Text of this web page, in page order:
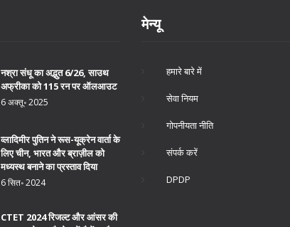
नश्रा संधू का अद्भुत 6/26, साउथ
अफ्रीका को 115 रन पर ऑलआउट
6 अक्तू॰ 2025
व्लादिमीर पुतिन ने रूस-यूक्रेन वार्ता के
लिए चीन, भारत और ब्राज़ील को
मध्यस्थ बनाने का प्रस्ताव दिया
6 सित॰ 2024
CTET 2024 रिजल्ट और आंसर की
मेन्यू
हमारे बारे में
सेवा नियम
गोपनीयता नीति
संपर्क करें
DPDP